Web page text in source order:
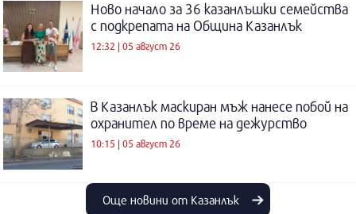
Ново начало за 36 казанлъшки семейства
с подкрепата на Община Казанлък
12:32 | 05 август 26
В Казанлък маскиран мъж нанесе побой на
охранител по време на дежурство
10:15 | 05 август 26
Още новини от Казанлък